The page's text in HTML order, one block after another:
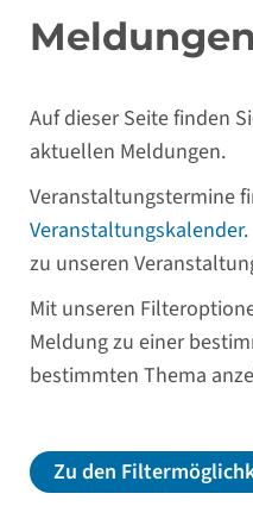
Meldungen
Auf dieser Seite finden
aktuellen Meldungen.
Veranstaltungstermine
Veranstaltungskalender.
zu unseren
Mit unseren
Meldung zu einer
bestimmten Thema
Zu den